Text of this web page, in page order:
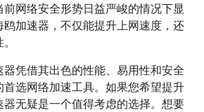
网络安全形势日益严峻的情况下显
加速器，不仅能提升上网速度，还
凭借其出色的性能、易用性和安全
选网络加速工具。如果您希望提升
无疑是一个值得考虑的选择。想要